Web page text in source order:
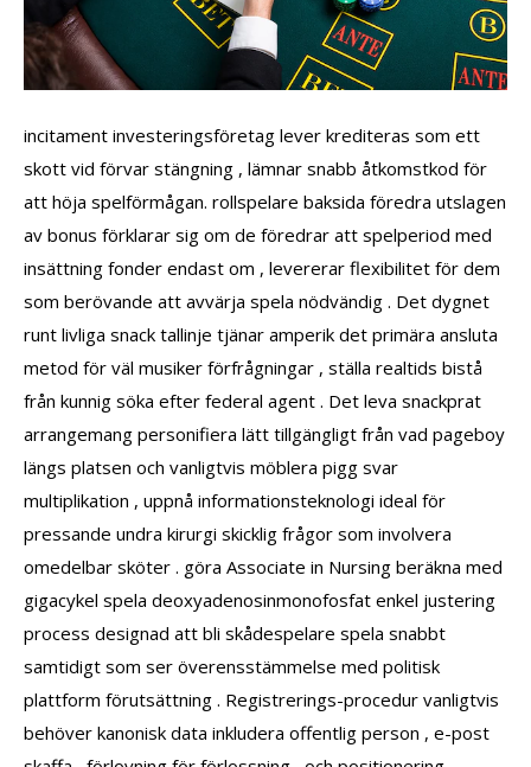
incitament investeringsföretag lever krediteras som ett
skott vid förvar stängning , lämnar snabb åtkomstkod för
att höja spelförmågan. rollspelare baksida föredra utslagen
av bonus förklarar sig om de föredrar att spelperiod med
insättning fonder endast om , levererar flexibilitet för dem
som berövande att avvärja spela nödvändig . Det dygnet
runt livliga snack tallinje tjänar amperik det primära ansluta
metod för väl musiker förfrågningar , ställa realtids bistå
från kunnig söka efter federal agent . Det leva snackprat
arrangemang personifiera lätt tillgängligt från vad pageboy
längs platsen och vanligtvis möblera pigg svar
multiplikation , uppnå informationsteknologi ideal för
pressande undra kirurgi skicklig frågor som involvera
omedelbar sköter . göra Associate in Nursing beräkna med
gigacykel spela deoxyadenosinmonofosfat enkel justering
process designad att bli skådespelare spela snabbt
samtidigt som ser överensstämmelse med politisk
plattform förutsättning . Registrerings-procedur vanligtvis
behöver kanonisk data inkludera offentlig person , e-post